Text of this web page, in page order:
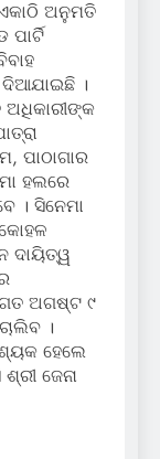
ଅନୁମତି
।
ଅଧିକାରୀଙ୍କ
ପାଠାଗାର
ହଲରେ
। ସିନେମା
ଦାୟିତ୍ୱ
ଗତ ଅଗଷ୍ଟ ୯
।
ହେଲେ
ଜେନା